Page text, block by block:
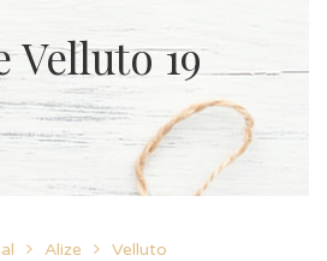
Velluto 19
Alize
Velluto